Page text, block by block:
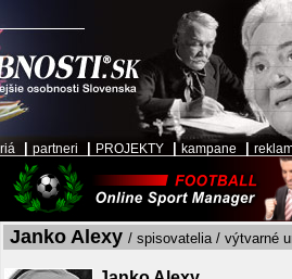
partneri PROJEKTY kampane
Janko Alexy / spisovatelia / výtvarné